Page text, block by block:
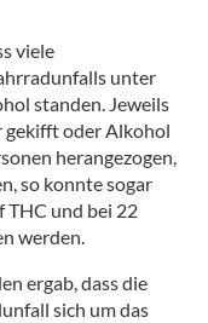
viele
unter
standen. Jeweils
gekifft oder Alkohol
herangezogen,
so konnte sogar
THC und bei 22
werden.
ergab, dass die
sich um das